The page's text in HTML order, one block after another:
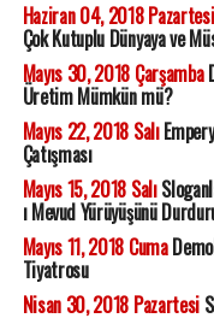
Haziran 04, 2018 Pazartesi
Çok Kutuplu Dünyaya ve
Mayıs 30, 2018 Çarşamba
Üretim Mümkün mü?
Mayıs 22, 2018 Salı
Çatışması
Mayıs 15, 2018 Salı
ı Mevud Yürüyüşünü
Mayıs 11, 2018 Cuma
Tiyatrosu
Nisan 30, 2018 Pazartesi